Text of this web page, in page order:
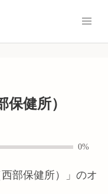
健所）
0%
部保健所）
」のオ